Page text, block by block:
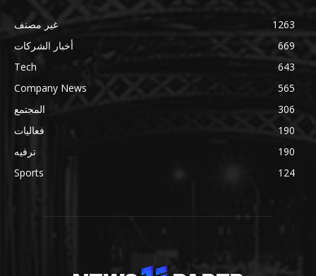
غير مصنف
1263
أخبار الشركات
669
Tech
643
Company News
565
المجتمع
306
فعاليات
190
ترفيه
190
Sports
124